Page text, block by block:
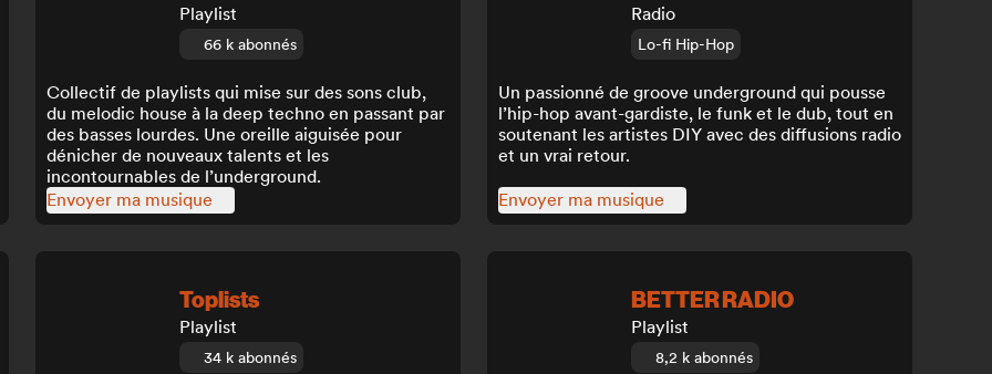
Playlist
66 k abonnés
Collectif de playlists qui mise sur des sons club,
du melodic house à la deep techno en passant par
des basses lourdes. Une oreille aiguisée pour
dénicher de nouveaux talents et les
incontournables de l’underground.
Envoyer ma musique
Radio
Lo-fi Hip-Hop
Un passionné de groove underground qui pousse
l’hip-hop avant-gardiste, le funk et le dub, tout en
soutenant les artistes DIY avec des diffusions radio
et un vrai retour.
Envoyer ma musique
Toplists
Playlist
34 k abonnés
BETTER RADIO
Playlist
8,2 k abonnés